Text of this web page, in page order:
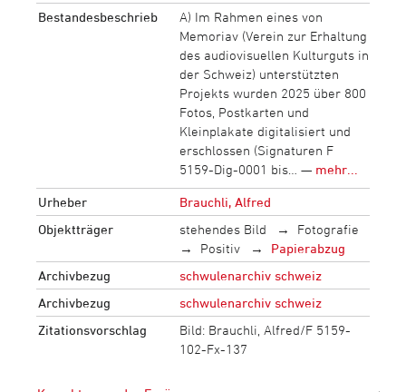
Bestandesbeschrieb
A) Im Rahmen eines von
Memoriav (Verein zur Erhaltung
des audiovisuellen Kulturguts in
der Schweiz) unterstützten
Projekts wurden 2025 über 800
Fotos, Postkarten und
Kleinplakate digitalisiert und
erschlossen (Signaturen F
5159-Dig-0001 bis… — mehr...
Urheber
Brauchli, Alfred
Objektträger
stehendes Bild
Fotografie
Positiv
Papierabzug
Archivbezug
schwulenarchiv schweiz
Archivbezug
schwulenarchiv schweiz
Zitationsvorschlag
Bild: Brauchli, Alfred/F 5159-
102-Fx-137